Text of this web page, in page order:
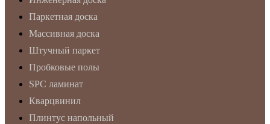
Паркетная доска
Массивная доска
Штучный паркет
Пробковые полы
SPC ламинат
Кварцвинил
Плинтус напольный